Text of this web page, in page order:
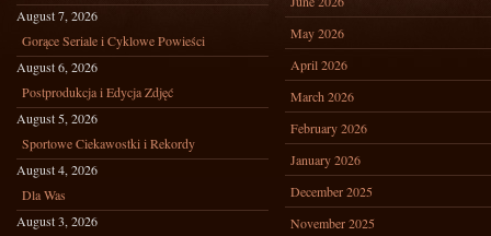
August 7, 2026
Gorące Seriale i Cyklowe Powieści
August 6, 2026
Postprodukcja i Edycja Zdjęć
August 5, 2026
Sportowe Ciekawostki i Rekordy
August 4, 2026
Dla Was
August 3, 2026
May 2026
April 2026
March 2026
February 2026
January 2026
December 2025
November 2025